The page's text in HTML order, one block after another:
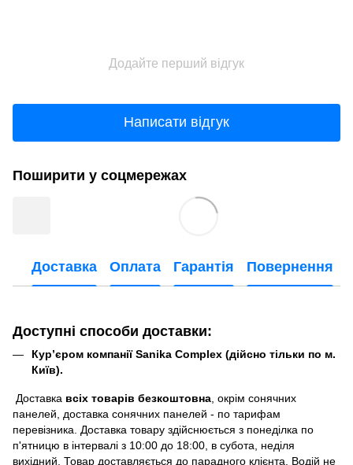
Додайте перший відгук
Написати відгук
Поширити у соцмережах
Доставка Оплата Гарантія Повернення
Доступні способи доставки:
Кур’єром компанії Sanika Complex (дійсно тільки по м.
Київ).
Доставка всіх товарів безкоштовна , окрім сонячних
панелей, доставка сонячних панелей - по тарифам
перевізника. Доставка товару здійснюється з понеділка по
п'ятницю в інтервалі з 10:00 до 18:00, в субота, неділя
вихідний. Товар доставляється до парадного клієнта. Водій не